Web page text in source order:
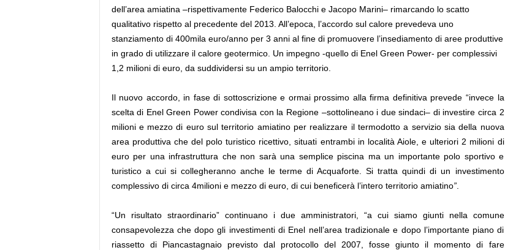
dell’area amiatina –rispettivamente Federico Balocchi e Jacopo Marini– rimarcando lo scatto
qualitativo rispetto al precedente del 2013. All’epoca, l’accordo sul calore prevedeva uno
stanziamento di 400mila euro/anno per 3 anni al fine di promuovere l’insediamento di areeproduttive
in grado di utilizzare il calore geotermico. Un impegno -quello di Enel Green Power- per complessivi
1,2 milioni di euro, da suddividersi su un ampio territorio.
Il nuovo accordo, in fase di sottoscrizione e ormai prossimo alla firma definitiva prevede “invece la
scelta di Enel Green Power condivisa con la Regione –sottolineano i due sindaci– di investire circa 2
milioni e mezzo di euro sul territorio amiatino per realizzare il termodotto a servizio sia della nuova
area produttiva che del polo turistico ricettivo, situati entrambi in località Aiole, e ulteriori 2 milioni di
euro per una infrastruttura che non sarà una semplice piscina ma un importante polo sportivo e
turistico a cui si collegheranno anche le terme di Acquaforte. Si tratta quindi di un investimento
complessivo di circa 4milioni e mezzo di euro, di cui beneficerà l’intero territorio amiatino”.
“Un risultato straordinario” continuano i due amministratori, “a cui siamo giunti nella comune
consapevolezza che dopo gli investimenti di Enel nell’area tradizionale e dopo l’importante piano di
riassetto di Piancastagnaio previsto dal protocollo del 2007, fosse giunto il momento di fare